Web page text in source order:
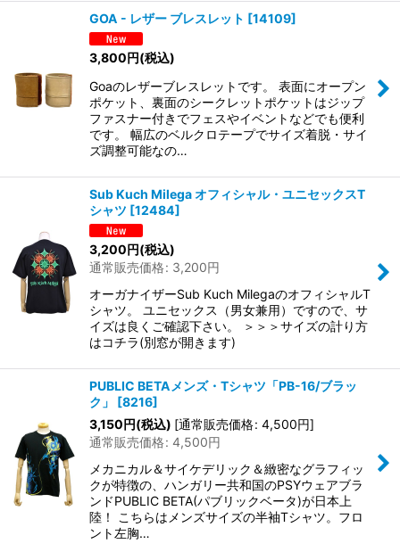
GOA - レザー ブレスレット [14109]
3,800円(税込)
Goaのレザーブレスレットです。 表面にオープン
ポケット、裏面のシークレットポケットはジップ
ファスナー付きでフェスやイベントなどでも便利
です。 幅広のベルクロテープでサイズ着脱・サイ
ズ調整可能なの…
Sub Kuch Milega オフィシャル・ユニセックスT
シャツ [12484]
3,200円(税込)
通常販売価格: 3,200円
オーガナイザーSub Kuch MilegaのオフィシャルT
シャツ。 ユニセックス（男女兼用）ですので、サ
イズは良くご確認下さい。 ＞＞＞サイズの計り方
はコチラ(別窓が開きます)
PUBLIC BETAメンズ・Tシャツ「PB-16/ブラッ
ク」
[8216]
3,150円(税込) [通常販売価格: 4,500円]
通常販売価格: 4,500円
メカニカル＆サイケデリック＆緻密なグラフィッ
クが特徴の、ハンガリー共和国のPSYウェアブラ
ンドPUBLIC BETA(パブリックベータ)が日本上
陸！ こちらはメンズサイズの半袖Tシャツ。フロ
ント左胸…